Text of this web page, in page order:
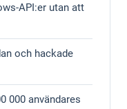
API:er utan att
och hackade
000 användares